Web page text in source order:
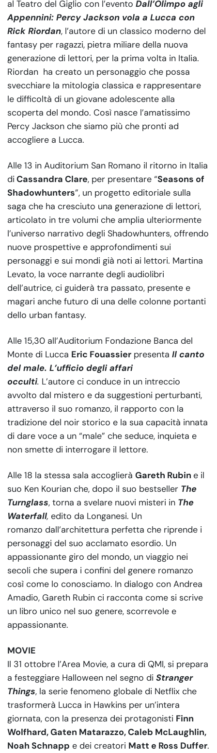
al Teatro del Giglio con l’evento Dall’Olimpo agli
Appennini: Percy Jackson vola a Lucca con
Rick Riordan, l’autore di un classico moderno del
fantasy per ragazzi, pietra miliare della nuova
generazione di lettori, per la prima volta in Italia.
Riordan ha creato un personaggio che possa
svecchiare la mitologia classica e rappresentare
le difficoltà di un giovane adolescente alla
scoperta del mondo. Così nasce l’amatissimo
Percy Jackson che siamo più che pronti ad
accogliere a Lucca.
Alle 13 in Auditorium San Romano il ritorno in Italia
di Cassandra Clare, per presentare “Seasons of
Shadowhunters”, un progetto editoriale sulla
saga che ha cresciuto una generazione di lettori,
articolato in tre volumi che amplia ulteriormente
l’universo narrativo degli Shadowhunters, offrendo
nuove prospettive e approfondimenti sui
personaggi e sui mondi già noti ai lettori. Martina
Levato, la voce narrante degli audiolibri
dell’autrice, ci guiderà tra passato, presente e
magari anche futuro di una delle colonne portanti
dello urban fantasy.
Alle 15,30 all’Auditorium Fondazione Banca del
Monte di Lucca Eric Fouassier presenta Il canto
del male. L’ufficio degli affari
occulti. L’autore ci conduce in un intreccio
avvolto dal mistero e da suggestioni perturbanti,
attraverso il suo romanzo, il rapporto con la
tradizione del noir storico e la sua capacità innata
di dare voce a un “male” che seduce, inquieta e
non smette di interrogare il lettore.
Alle 18 la stessa sala accoglierà Gareth Rubin e il
suo Ken Kourian che, dopo il suo bestseller The
Turnglass, torna a svelare nuovi misteri in The
Waterfall, edito da Longanesi. Un
romanzo dall’architettura perfetta che riprende i
personaggi del suo acclamato esordio. Un
appassionante giro del mondo, un viaggio nei
secoli che supera i confini del genere romanzo
così come lo conosciamo. In dialogo con Andrea
Amadio, Gareth Rubin ci racconta come si scrive
un libro unico nel suo genere, scorrevole e
appassionante.
MOVIE
Il 31 ottobre l’Area Movie, a cura di QMI, si prepara
a festeggiare Halloween nel segno di Stranger
Things, la serie fenomeno globale di Netflix che
trasformerà Lucca in Hawkins per un’intera
giornata, con la presenza dei protagonisti Finn
Wolfhard, Gaten Matarazzo, Caleb McLaughlin,
Noah Schnapp e dei creatori Matt e Ross Duffer.